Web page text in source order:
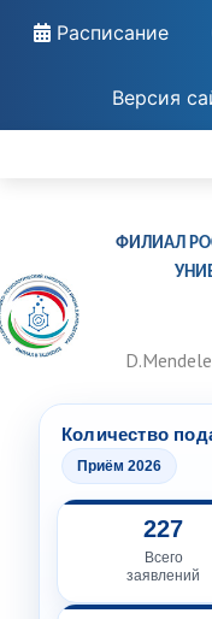
Расписание
Версия
ФИЛИАЛ
Количество
Приём 2026
227
Всего
заявлений